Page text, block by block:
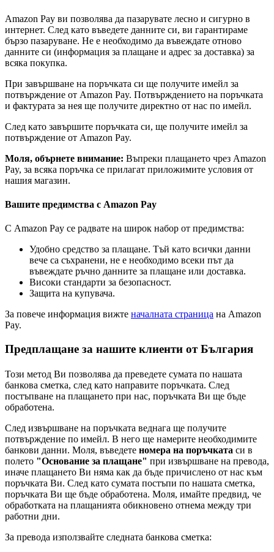
Amazon Pay ви позволява да пазарувате лесно и сигурно в
интернет. След като въведете данните си, ви гарантираме
бързо пазаруване. Не е необходимо да въвеждате отново
данните си (информация за плащане и адрес за доставка) за
всяка покупка.
При завършване на поръчката си ще получите имейл за
потвърждение от Amazon Pay. Потвърждението на поръчката
и фактурата за нея ще получите директно от нас по имейл.
След като завършите поръчката си, ще получите имейл за
потвърждение от Amazon Pay.
Моля, обърнете внимание: Въпреки плащането чрез Amazon
Pay, за всяка поръчка се прилагат приложимите условия от
нашия магазин.
Вашите предимства с Amazon Pay
С Amazon Pay се радвате на широк набор от предимства:
Удобно средство за плащане. Тъй като всички данни
вече са съхранени, не е необходимо всеки път да
въвеждате ръчно данните за плащане или доставка.
Високи стандарти за безопасност.
Защита на купувача.
За повече информация вижте началната страница на Amazon
Pay.
Предплащане за нашите клиенти от България
Този метод Ви позволява да преведете сумата по нашата
банкова сметка, след като направите поръчката. След
постъпване на плащането при нас, поръчката Ви ще бъде
обработена.
След извършване на поръчката веднага ще получите
потвърждение по имейл. В него ще намерите необходимите
банкови данни. Моля, въведете номера на поръчката си в
полето "Основание за плащане" при извършване на превода,
иначе плащането Ви няма как да бъде причислено от нас към
поръчката Ви. След като сумата постъпи по нашата сметка,
поръчката Ви ще бъде обработена. Моля, имайте предвид, че
обработката на плащанията обикновено отнема между три
работни дни.
За превода използвайте следната банкова сметка: